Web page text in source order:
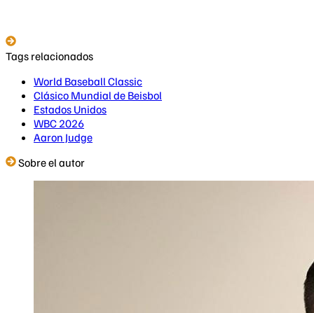
Tags relacionados
World Baseball Classic
Clásico Mundial de Beisbol
Estados Unidos
WBC 2026
Aaron Judge
Sobre el autor